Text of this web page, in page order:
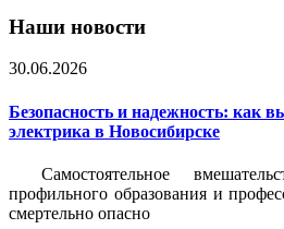
Наши новости
30.06.2026
Безопасность и надежность: как
электрика в Новосибирске
Самостоятельное
профильного образования и
смертельно опасно